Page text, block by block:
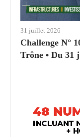
31 juillet 2026
Challenge N°
Trône • Du 31